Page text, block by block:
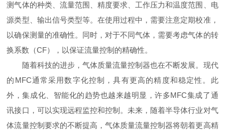
测气体的种类、流量范围、精度要求、工作压力和温度范围、电
源类型、输出信号类型等。在使用过程中，需要注意定期校准，
以确保测量的准确性。同时，对于不同气体，需要考虑气体的转
换系数（CF），以保证流量控制的精确性。
随着科技的进步，气体质量流量控制器也在不断发展。现代
的MFC通常采用数字化控制，具有更高的精度和稳定性。此
外，集成化、智能化的趋势也越来越明显，许多MFC集成了通
讯接口，可以实现远程监控和控制。未来，随着半导体行业对气
体流量控制要求的不断提高，气体质量流量控制器将朝着更高精